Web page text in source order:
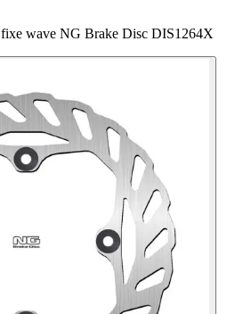
wave NG Brake Disc DIS1264X